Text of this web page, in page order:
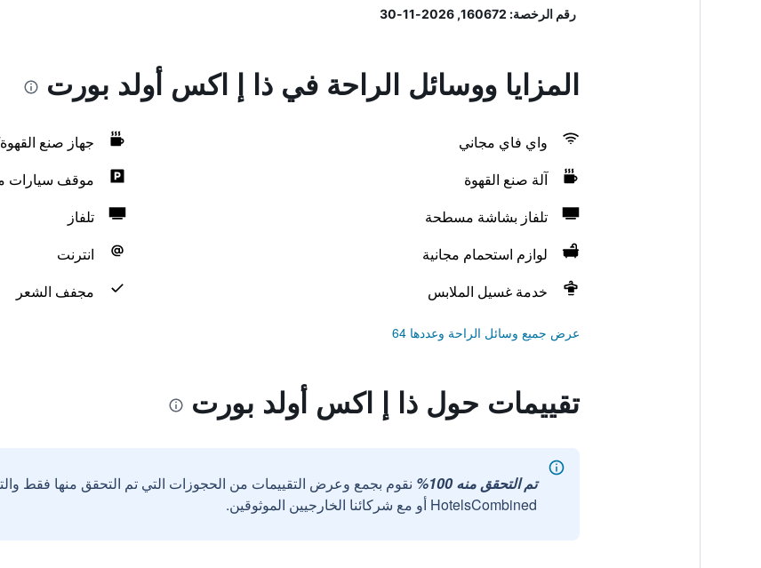
رقم الرخصة: 160672, 2026-11-30
المزايا ووسائل الراحة في ذا إ اكس أولد بورت
واي فاي مجاني
جهاز صنع
آلة صنع القهوة
موقف سيارات
تلفاز بشاشة مسطحة
تلفاز
لوازم استحمام مجانية
انترنت
خدمة غسيل الملابس
مجفف الشعر
عرض جميع وسائل الراحة وعددها 64
تقييمات حول ذا إ اكس أولد بورت
تم التحقق منه 100%
نقوم بجمع وعرض التقييمات من الحجوزات التي تم التحقق منها فقط
HotelsCombined أو مع شركائنا الخارجيين الموثوقين.